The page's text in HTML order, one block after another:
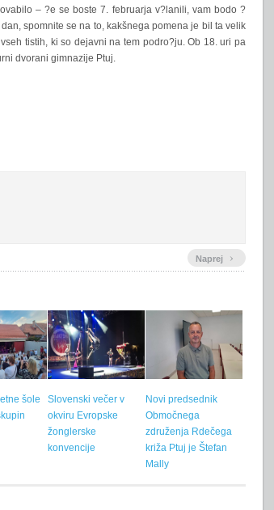
– ?e se boste 7. februarja v?lanili, vam bodo ?
spomnite se na to, kakšnega pomena je bil ta velik
tistih, ki so dejavni na tem podro?ju. Ob 18. uri pa
dvorani gimnazije Ptuj.
Naprej ›
šole
Slovenski večer v
okviru Evropske
žonglerske
konvencije
Novi predsednik
Območnega
združenja Rdečega
križa Ptuj je Štefan
Mally